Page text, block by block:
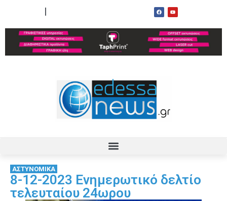
ΑΣΤΥΝΟΜΙΚΑ
8-12-2023 Ενημερωτικό δελτίο
τελευταίου 24ωρου